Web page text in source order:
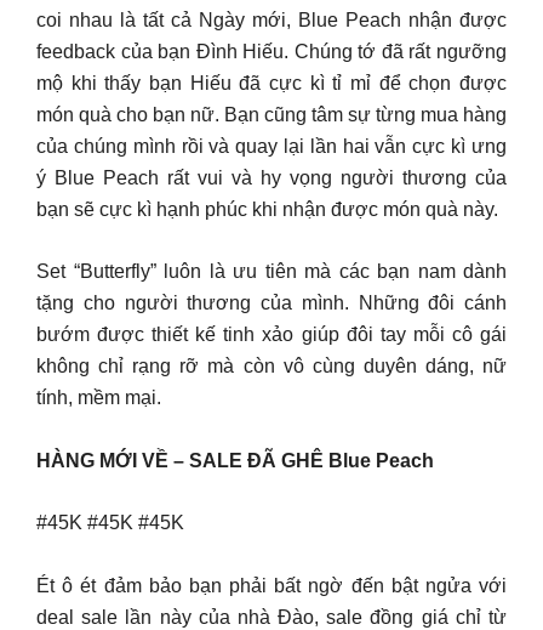
coi nhau là tất cả Ngày mới, Blue Peach nhận được
feedback của bạn Đình Hiếu. Chúng tớ đã rất ngưỡng
mộ khi thấy bạn Hiếu đã cực kì tỉ mỉ để chọn được
món quà cho bạn nữ. Bạn cũng tâm sự từng mua hàng
của chúng mình rồi và quay lại lần hai vẫn cực kì ưng
ý Blue Peach rất vui và hy vọng người thương của
bạn sẽ cực kì hạnh phúc khi nhận được món quà này.
Set “Butterfly” luôn là ưu tiên mà các bạn nam dành
tặng cho người thương của mình. Những đôi cánh
bướm được thiết kế tinh xảo giúp đôi tay mỗi cô gái
không chỉ rạng rỡ mà còn vô cùng duyên dáng, nữ
tính, mềm mại.
HÀNG MỚI VỀ – SALE ĐÃ GHÊ Blue Peach
#45K #45K #45K
Ét ô ét đảm bảo bạn phải bất ngờ đến bật ngửa với
deal sale lần này của nhà Đào, sale đồng giá chỉ từ